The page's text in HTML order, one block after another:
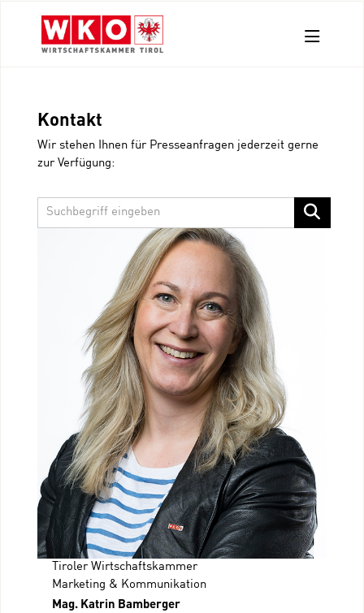
Pressefotos
Kontakt
Kontakt
Wir stehen Ihnen für Presseanfragen jederzeit gerne
zur Verfügung:
Tiroler Wirtschaftskammer
Marketing & Kommunikation
Mag. Katrin Bamberger